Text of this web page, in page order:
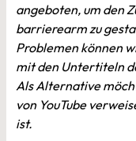
angeboten, um den
barrierearm zu
Problemen können
mit den Untertiteln
Als Alternative
von YouTube
ist.